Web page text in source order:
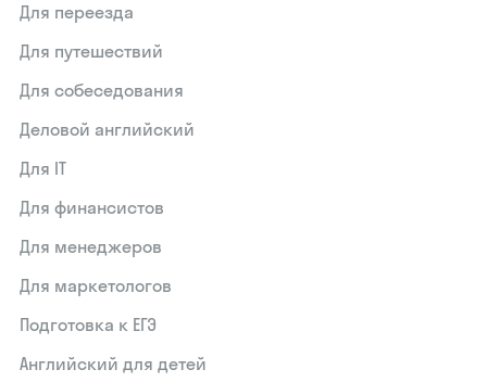
Для переезда
Для путешествий
Для собеседования
Деловой английский
Для IT
Для финансистов
Для менеджеров
Для маркетологов
Подготовка к ЕГЭ
Английский для детей